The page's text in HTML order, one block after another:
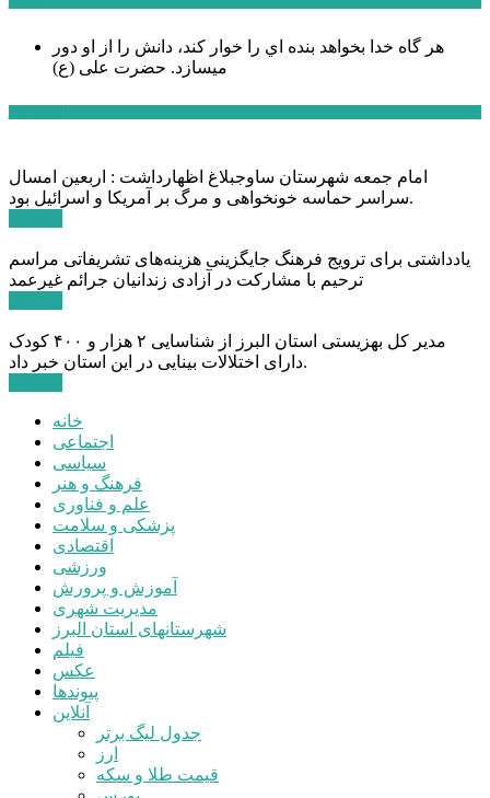
هر گاه خدا بخواهد بنده اي را خوار كند، دانش را از او دور
میسازد. حضرت علی (ع)
امام جمعه شهرستان ساوجبلاغ اظهارداشت : اربعین امسال
سراسر حماسه خونخواهی و مرگ بر آمریکا و اسرائیل بود.
یادداشتی برای ترویج فرهنگ جایگزینی هزینه‌های تشریفاتی مراسم
ترحیم با مشارکت در آزادی زندانیان جرائم غیرعمد
مدیر کل بهزیستی استان البرز از شناسایی ۲ هزار و ۴۰۰ کودک
دارای اختلالات بینایی در این استان خبر داد.
خانه
اجتماعی
سیاسی
فرهنگ و هنر
علم و فناوری
پزشکی و سلامت
اقتصادی
ورزشی
آموزش و پرورش
مدیریت شهری
شهرستانهای استان البرز
فیلم
عکس
پیوندها
آنلاین
جدول لیگ برتر
ارز
قیمت طلا و سکه